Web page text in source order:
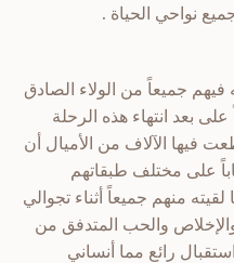
نواحي الحياة .
جميعاً من الولاء الصادق
على بعد انتهاء هذه الرحلة
فيها الآلاف من الأميال أن
على مختلف طبقاتهم
منهم جميعاً أثناء تجوالي
والحب المتدفق من
رائع مما أنساني